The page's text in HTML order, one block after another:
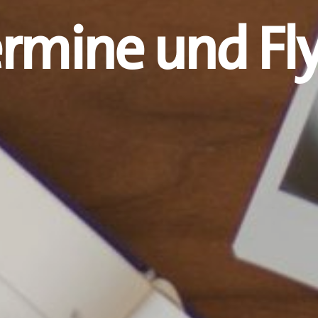
und